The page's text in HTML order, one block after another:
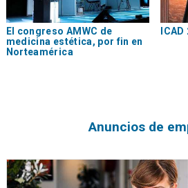
El congreso AMWC de
medicina estética, por fin en
Norteamérica
Anuncios de